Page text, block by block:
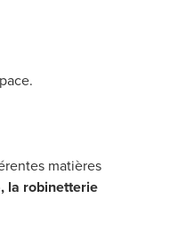
matières
la robinetterie